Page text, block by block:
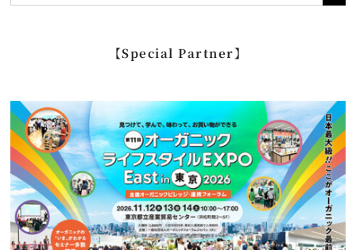
【Special Partner】